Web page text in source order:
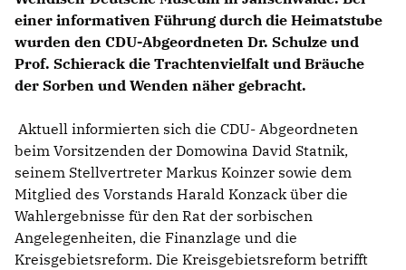
einer informativen Führung durch die Heimatstube
wurden den CDU-Abgeordneten Dr. Schulze und
Prof. Schierack die Trachtenvielfalt und Bräuche
der Sorben und Wenden näher gebracht.
Aktuell informierten sich die CDU- Abgeordneten
beim Vorsitzenden der Domowina David Statnik,
seinem Stellvertreter Markus Koinzer sowie dem
Mitglied des Vorstands Harald Konzack über die
Wahlergebnisse für den Rat der sorbischen
Angelegenheiten, die Finanzlage und die
Kreisgebietsreform. Die Kreisgebietsreform betrifft